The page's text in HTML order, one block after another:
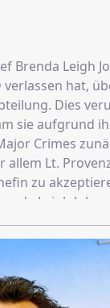
Brenda Leigh
verlassen hat,
Dies
sie aufgrund
Crimes
allem Lt.
zu
Leigh
geleitet und
gerechnet.
er Taylor um
oder in Rente